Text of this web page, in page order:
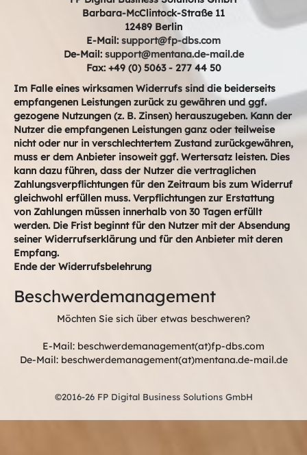
Barbara-McClintock-Straße 11
12489 Berlin
E-Mail: support@fp-dbs.com
De-Mail: support@mentana.de-mail.de
Fax: +49 (0) 5063 - 277 44 50
Im Falle eines wirksamen Widerrufs sind die beiderseits
empfangenen Leistungen zurück zu gewähren und ggf.
gezogene Nutzungen (z. B. Zinsen) herauszugeben. Kann der
Nutzer die empfangenen Leistungen ganz oder teilweise
nicht oder nur in verschlechtertem Zustand zurückgewähren,
muss er dem Anbieter insoweit ggf. Wertersatz leisten. Dies
kann dazu führen, dass der Nutzer die vertraglichen
Zahlungsverpflichtungen für den Zeitraum bis zum Widerruf
gleichwohl erfüllen muss. Verpflichtungen zur Erstattung
von Zahlungen müssen innerhalb von 30 Tagen erfüllt
werden. Die Frist beginnt für den Nutzer mit der Absendung
seiner Widerrufserklärung und für den Anbieter mit deren
Empfang.
Ende der Widerrufsbelehrung
Beschwerdemanagement
Möchten Sie sich über etwas beschweren?
E-Mail: beschwerdemanagement(at)fp-dbs.com
De-Mail: beschwerdemanagement(at)mentana.de-mail.de
©2016-26 FP Digital Business Solutions GmbH